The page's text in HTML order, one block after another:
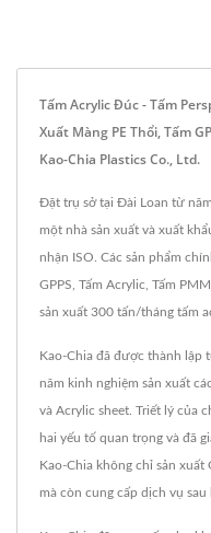
Tấm Acrylic Đúc - Tấm
Xuất Màng PE Thổi, Tấm
Kao-Chia Plastics Co., Ltd.
Đặt trụ sở tại Đài Loan từ
một nhà sản xuất và xuất
nhận ISO. Các sản phẩm
GPPS, Tấm Acrylic, Tấm
sản xuất 300 tấn/tháng tấm
Kao-Chia đã được thành lập
năm kinh nghiệm sản xuất
và Acrylic sheet. Triết lý của
hai yếu tố quan trọng và đã
Kao-Chia không chỉ sản xuất
mà còn cung cấp dịch vụ